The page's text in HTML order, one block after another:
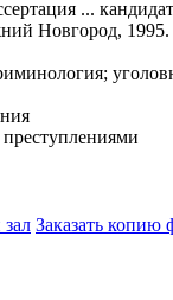
...
Новгород, 1995.
Заказать копию